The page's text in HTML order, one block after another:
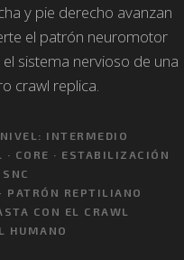
y pie derecho avanzan
el patrón neuromotor
sistema nervioso de una
crawl replica.
NIVEL: INTERMEDIO
CORE · ESTABILIZACIÓN
REPTILIANO
CON EL CRAWL
HUMANO